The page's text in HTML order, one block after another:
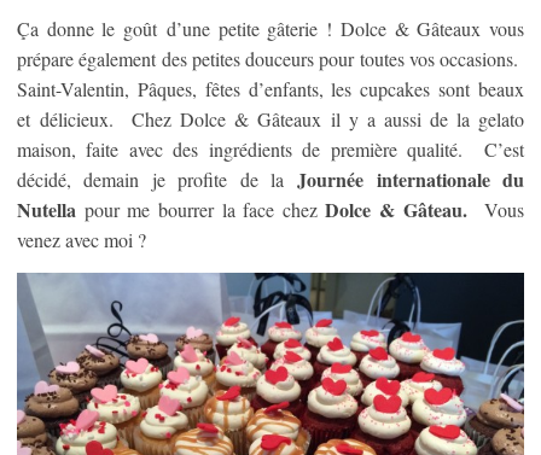
Ça donne le goût d’une petite gâterie ! Dolce & Gâteaux vous
prépare également des petites douceurs pour toutes vos occasions.
Saint-Valentin, Pâques, fêtes d’enfants, les cupcakes sont beaux
et délicieux. Chez Dolce & Gâteaux il y a aussi de la gelato
maison, faite avec des ingrédients de première qualité. C’est
décidé, demain je profite de laJournée internationale du
Nutella pour me bourrer la face chezDolce & Gâteau.Vous
venez avec moi ?